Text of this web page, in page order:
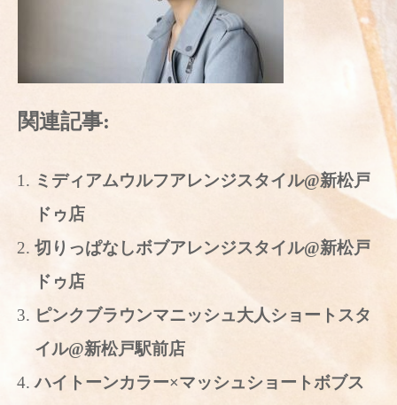
関連記事:
ミディアムウルフアレンジスタイル@新松戸
ドゥ店
切りっぱなしボブアレンジスタイル@新松戸
ドゥ店
ピンクブラウンマニッシュ大人ショートスタ
イル@新松戸駅前店
ハイトーンカラー×マッシュショートボブス